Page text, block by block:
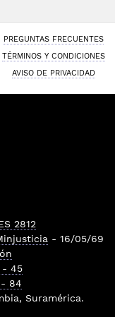
PREGUNTAS FRECUENTES
TÉRMINOS Y CONDICIONES
AVISO DE PRIVACIDAD
2812
- 16/05/69
- 45
- 84
Suramérica.